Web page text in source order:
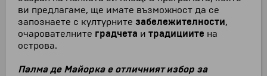
ви предлагаме, ще имате възможност да се
запознаете с културните забележителности,
очарователните градчета и традициите на
острова.
Палма де Майорка е отличният избор за